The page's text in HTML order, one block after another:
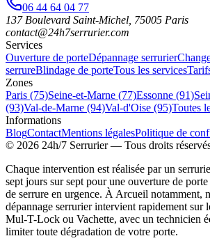
06 44 64 04 77
137 Boulevard Saint-Michel 75005 Paris
contact@24h7serrurier.com
Services
Ouverture de porteDépannage serrurier
serrureBlindage de porteTous les services
Zones
Paris (75)Seine-et-Marne (77)Essonne (91)
(93)Val-de-Marne (94)Val-d'Oise (95)Toutes
Informations
BlogContactMentions légalesPolitique de
© 2026 24h/7 Serrurier— Tous droits
Chaque intervention est réalisée par un
sept jours sur sept pour une ouverture de
de serrure en urgence. À Arcueil notamment,
dépannage serrurier intervient rapidement sur
Mul-T-Lock ou Vachette, avec un technicien
limiter toute dégradation de votre porte.